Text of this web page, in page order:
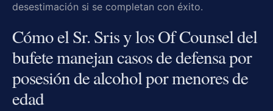
desestimación si se completan con éxito.
Cómo el Sr. Sris y los Of Counsel del
bufete manejan casos de defensa por
posesión de alcohol por menores de
edad